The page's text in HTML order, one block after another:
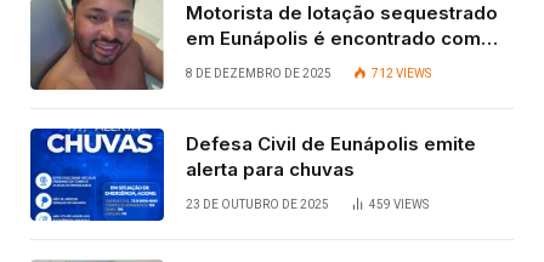
Motorista de lotação sequestrado
em Eunápolis é encontrado com
vida após quatro dias.
8 DE DEZEMBRO DE 2025 712VIEWS
Defesa Civil de Eunápolis emite
alerta para chuvas
23 DE OUTUBRO DE 2025 459 VIEWS